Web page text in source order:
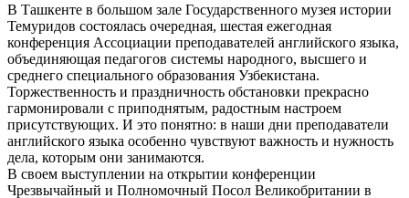
В Ташкенте в большом зале Государственного музея истории
Темуридов состоялась очередная, шестая ежегодная
конференция Ассоциации преподавателей английского языка,
объединяющая педагогов системы народного, высшего и
среднего специального образования Узбекистана.
Торжественность и праздничность обстановки прекрасно
гармонировали с приподнятым, радостным настроем
присутствующих. И это понятно: в наши дни преподаватели
английского языка особенно чувствуют важность и нужность
дела, которым они занимаются.
В своем выступлении на открытии конференции
Чрезвычайный и Полномочный Посол Великобритании в